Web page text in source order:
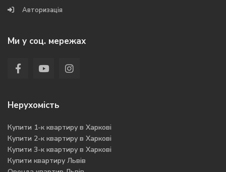
Авторизація
Ми у соц. мережах
Нерухомість
Купити 1-к квартиру в Харкові
Купити 2-к квартиру в Харкові
Купити 3-к квартиру в Харкові
Купити квартиру Львів